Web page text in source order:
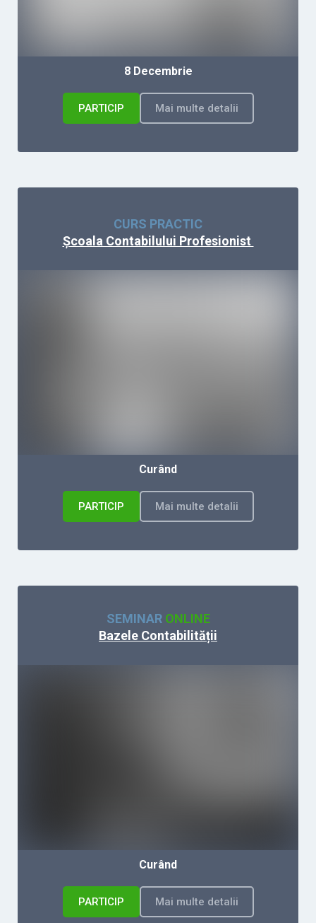
8 Decembrie
PARTICIP Mai multe detalii
CURS PRACTIC
Școala Contabilului Profesionist
Curând
PARTICIP Mai multe detalii
SEMINAR ONLINE
Bazele Contabilității
Curând
PARTICIP Mai multe detalii